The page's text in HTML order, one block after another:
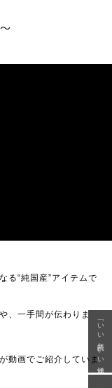
る“純国産”アイテムで
、一手間が伝わりま
動画でご紹介していま「いい年齢 いい洋服」